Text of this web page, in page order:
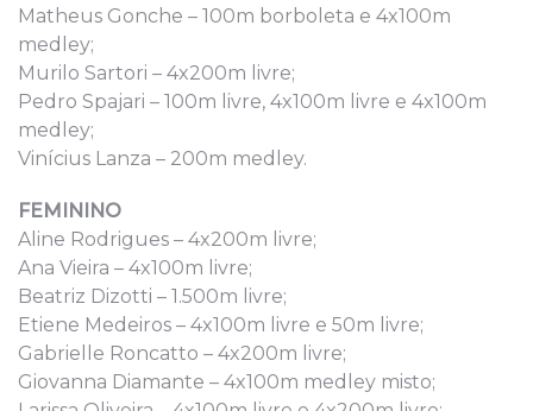
Matheus Gonche – 100m borboleta e 4x100m
medley;
Murilo Sartori – 4x200m livre;
Pedro Spajari – 100m livre, 4x100m livre e 4x100m
medley;
Vinícius Lanza – 200m medley.
FEMININO
Aline Rodrigues – 4x200m livre;
Ana Vieira – 4x100m livre;
Beatriz Dizotti – 1.500m livre;
Etiene Medeiros – 4x100m livre e 50m livre;
Gabrielle Roncatto – 4x200m livre;
Giovanna Diamante – 4x100m medley misto;